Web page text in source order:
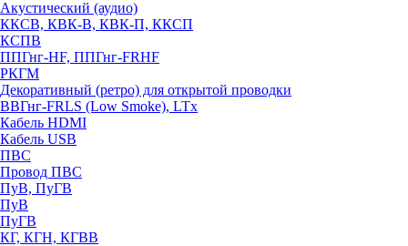
Акустический (аудио)
ККСВ, КВК-В, КВК-П, ККСП
КСПВ
ППГнг-HF, ППГнг-FRHF
РКГМ
Декоративный (ретро) для открытой проводки
ВВГнг-FRLS (Low Smoke), LTx
Кабель HDMI
Кабель USB
ПВС
Провод ПВС
ПуВ, ПуГВ
ПуВ
ПуГВ
КГ, КГН, КГВВ